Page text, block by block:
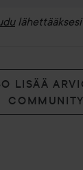
LISÄÄ